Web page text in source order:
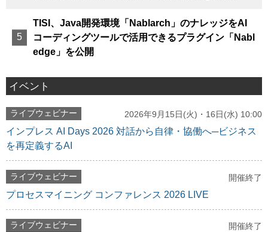
TISI、Java開発環境「Nablarch」のナレッジをAI
コーディングツールで活用できるプラグイン「Nabl
edge」を公開
イベント
ライブウェビナー 2026年9月15日(火)・16日(水) 10:00
インプレス AI Days 2026 対話から自律・協働へ─ビジネス
を再定義するAI
ライブウェビナー 開催終了
プロセスマイニング コンファレンス 2026 LIVE
ライブウェビナー 開催終了